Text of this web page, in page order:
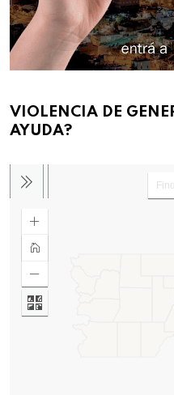
VIOLENCIA DE
AYUDA?